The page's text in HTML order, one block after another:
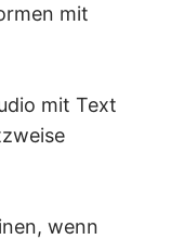
mit
mit Text
wenn